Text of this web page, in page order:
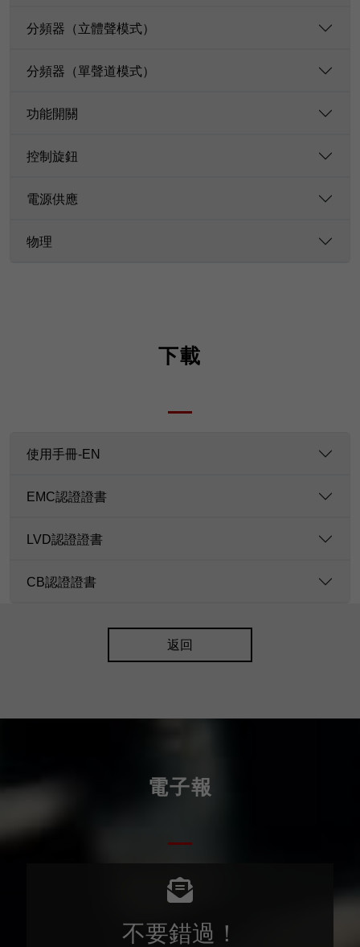
分頻器（立體聲模式）
分頻器（單聲道模式）
功能開關
控制旋鈕
電源供應
物理
下載
使用手冊-EN
EMC認證證書
LVD認證證書
CB認證證書
返回
電子報
不要錯過！